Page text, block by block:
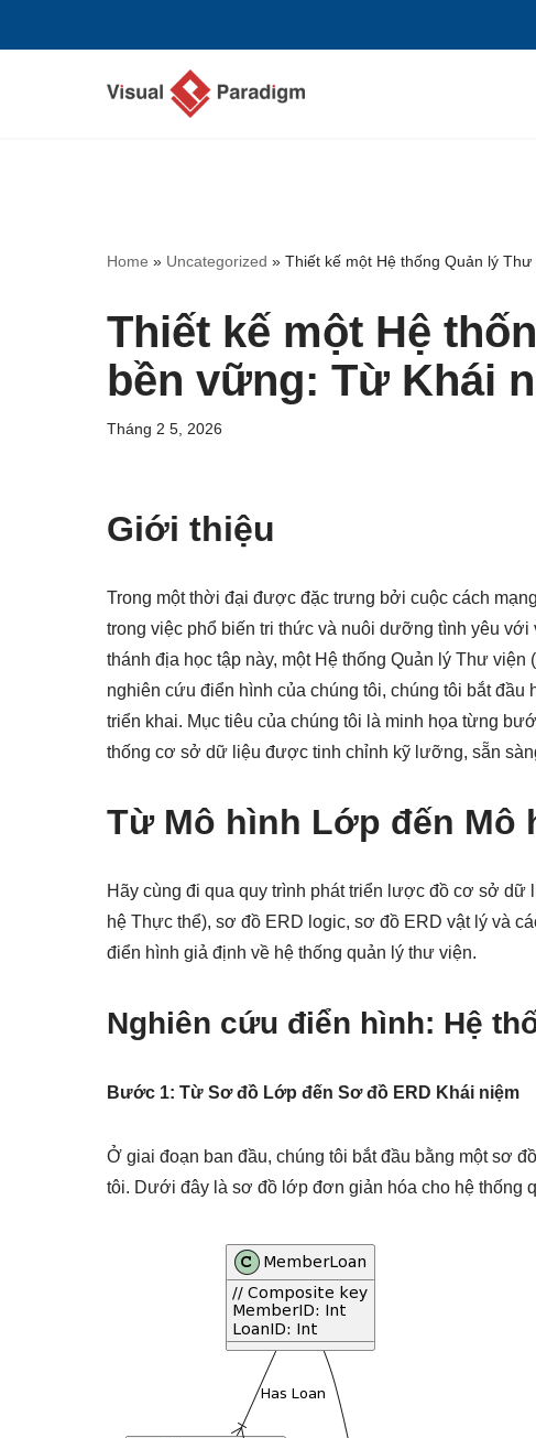
Home » Uncategorized » Thiết kế một Hệ thống Quản lý
Thiết kế một Hệ
bền vững: Từ Khái
Tháng 2 5, 2026
Giới thiệu
Trong một thời đại được đặc trưng bởi cuộc cách
trong việc phổ biến tri thức và nuôi dưỡng tình yêu
thánh địa học tập này, một Hệ thống Quản lý Thư
nghiên cứu điển hình của chúng tôi, chúng tôi bắt đầu
triển khai. Mục tiêu của chúng tôi là minh họa từng
thống cơ sở dữ liệu được tinh chỉnh kỹ lưỡng, sẵn
Từ Mô hình Lớp đến Mô
Hãy cùng đi qua quy trình phát triển lược đồ cơ sở
hệ Thực thể), sơ đồ ERD logic, sơ đồ ERD vật lý và
điển hình giả định về hệ thống quản lý thư viện.
Nghiên cứu điển hình: Hệ
Bước 1: Từ Sơ đồ Lớp đến Sơ đồ ERD Khái niệm
Ở giai đoạn ban đầu, chúng tôi bắt đầu bằng một sơ
tôi. Dưới đây là sơ đồ lớp đơn giản hóa cho hệ thống